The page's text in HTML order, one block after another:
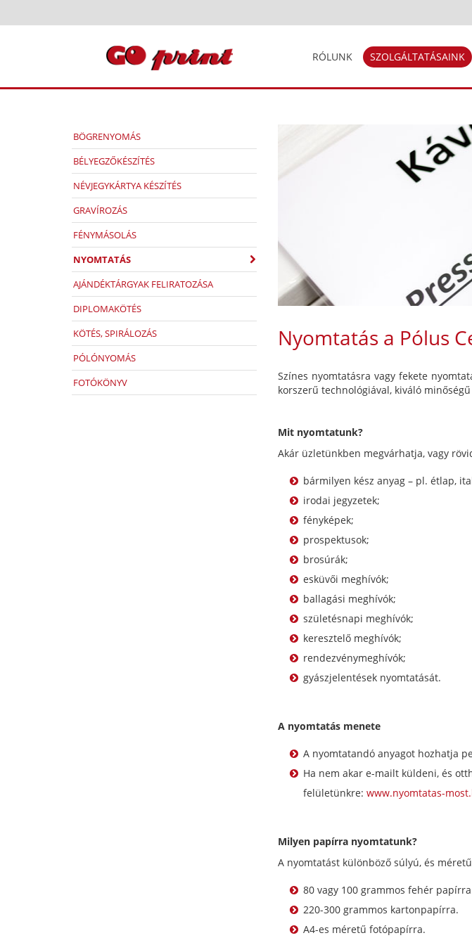
RÓLUNK SZOLGÁLTATÁSAINK
BÖGRENYOMÁS
BÉLYEGZŐKÉSZÍTÉS
NÉVJEGYKÁRTYA KÉSZÍTÉS
GRAVÍROZÁS
FÉNYMÁSOLÁS
NYOMTATÁS
AJÁNDÉKTÁRGYAK FELIRATOZÁSA
DIPLOMAKÖTÉS
KÖTÉS, SPIRÁLOZÁS
PÓLÓNYOMÁS
FOTÓKÖNYV
Nyomtatás a Pólus
Színes nyomtatásra vagy fekete
korszerű technológiával, kiváló
Mit nyomtatunk?
Akár üzletünkben megvárhatja, vagy
bármilyen kész anyag – pl. étlap,
irodai jegyzetek;
fényképek;
prospektusok;
brosúrák;
esküvői meghívók;
ballagási meghívók;
születésnapi meghívók;
keresztelő meghívók;
rendezvénymeghívók;
gyászjelentések nyomtatását.
A nyomtatás menete
A nyomtatandó anyagot hozhatja
Ha nem akar e-mailt küldeni, és
felületünkre: www.nyomtatas-
Milyen papírra nyomtatunk?
A nyomtatást különböző súlyú, és
80 vagy 100 grammos fehér
220-300 grammos kartonpapírra.
A4-es méretű fotópapírra.